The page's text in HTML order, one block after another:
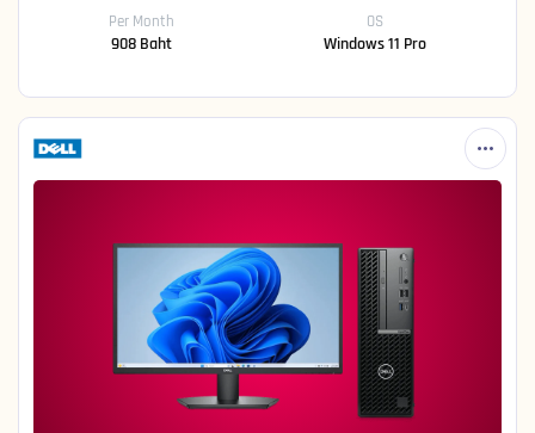
Per Month
908 Baht
OS
Windows 11 Pro